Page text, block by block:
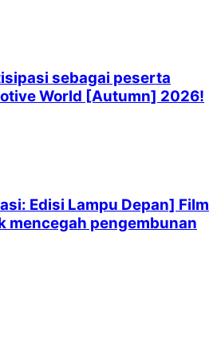
sebagai peserta
World [Autumn] 2026!
Edisi Lampu Depan] Film
mencegah pengembunan